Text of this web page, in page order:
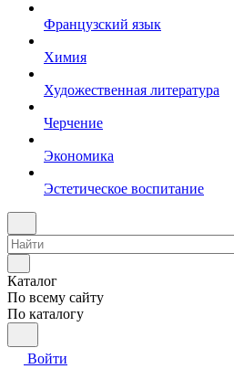
Французский язык
Химия
Художественная литература
Черчение
Экономика
Эстетическое воспитание
Каталог
По всему сайту
По каталогу
Войти